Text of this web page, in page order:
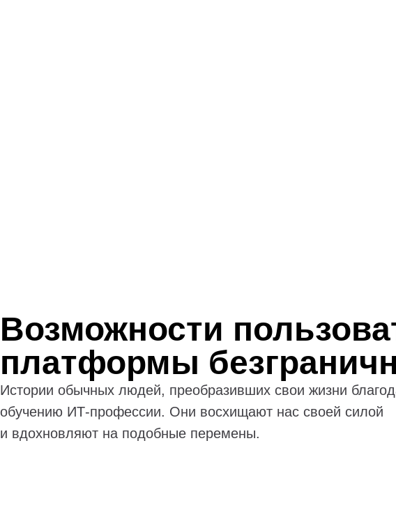
Возможности
платформы
Истории обычных людей, преобразивших свои жизни
обучению ИТ-профессии. Они восхищают нас своей силой
и вдохновляют на подобные перемены.